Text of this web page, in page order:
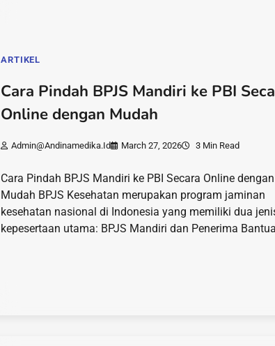
ARTIKEL
Cara Pindah BPJS Mandiri ke PBI
Online dengan Mudah
Admin@andinamedika.id March 27, 2026 3 Min Read
Cara Pindah BPJS Mandiri ke PBI Secara Online dengan
Mudah BPJS Kesehatan merupakan program jaminan
kesehatan nasional di Indonesia yang memiliki dua
kepesertaan utama: BPJS Mandiri dan Penerima